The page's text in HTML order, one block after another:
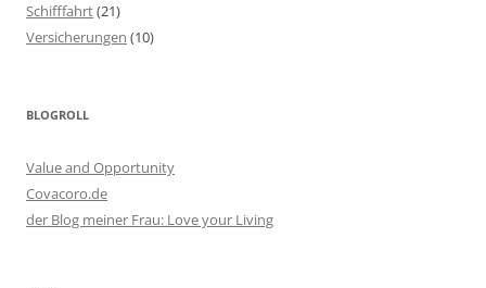
Schifffahrt(21)
Versicherungen (10)
BLOGROLL
Value and Opportunity
Covacoro.de
der Blog meiner Frau: Love your Living